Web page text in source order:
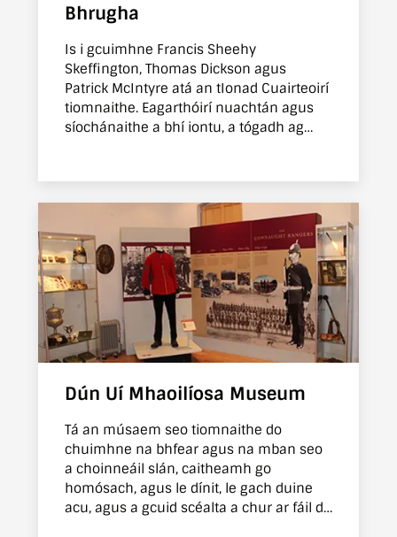
Bhrugha
Is i gcuimhne Francis Sheehy
Skeffington, Thomas Dickson agus
Patrick McIntyre atá an tIonad Cuairteoirí
tiomnaithe. Eagarthóirí nuachtán agus
síochánaithe a bhí iontu, a tógadh ag
an tseomra garda an 26 Aibreán 1916
Dún Uí Mhaoilíosa Museum
Tá an músaem seo tiomnaithe do
chuimhne na bhfear agus na mban seo
a choinneáil slán, caitheamh go
homósach, agus le dínit, le gach duine
acu, agus a gcuid scéalta a chur ar fáil do